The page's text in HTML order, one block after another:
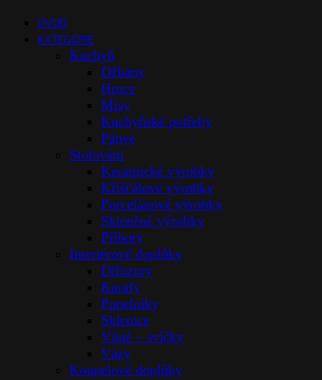
ÚVOD
KATEGORIE
Kuchyň
Džbány
Hrnce
Mísy
Kuchyňské potřeby
Pánve
Stolováni
Keramické výrobky
Křišťálové výrobky
Porcelánové výrobky
Skleněné výrobky
Příbory
Interiérové doplňky
Difuzory
Karafy
Popelníky
Sklenice
Vůně – svíčky
Vázy
Koupelové doplňky